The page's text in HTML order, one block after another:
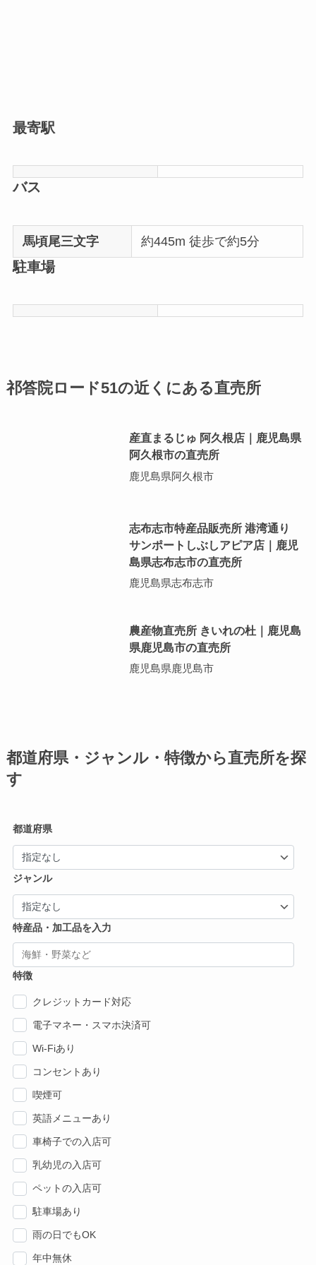
最寄駅
バス
馬頃尾三文字 約445m 徒歩で約5分
駐車場
祁答院ロード51の近くにある直売所
産直まるじゅ 阿久根店｜鹿児島県
阿久根市の直売所
鹿児島県阿久根市
志布志市特産品販売所 港湾通り
サンポートしぶしアピア店｜鹿児
島県志布志市の直売所
鹿児島県志布志市
農産物直売所 きいれの杜｜鹿児島
県鹿児島市の直売所
鹿児島県鹿児島市
都道府県・ジャンル・特徴から直売所を探
す
都道府県
ジャンル
特産品・加工品を入力
特徴
クレジットカード対応
電子マネー・スマホ決済可
Wi-Fiあり
コンセントあり
喫煙可
英語メニューあり
車椅子での入店可
乳幼児の入店可
ペットの入店可
駐車場あり
雨の日でもOK
年中無休